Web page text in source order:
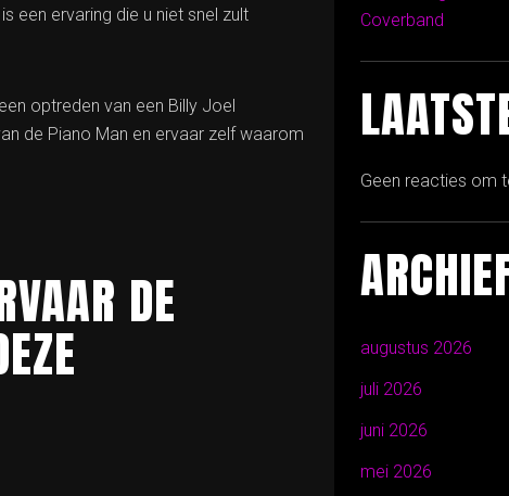
een ervaring die u niet snel zult
optreden van een Billy Joel
de Piano Man en ervaar zelf waarom
DE
Coverband
Geen reacties om
augustus 2026
juli 2026
juni 2026
mei 2026